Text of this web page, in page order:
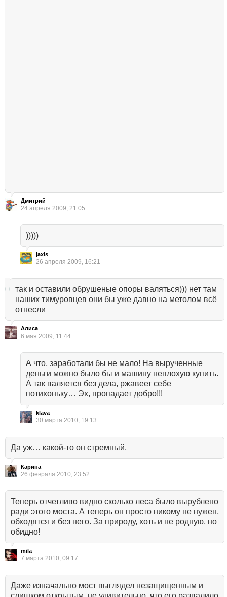
Дмитрий
24 апреля 2009, 21:05
)))))
jaxis
26 апреля 2009, 16:21
так и оставили обрушеные опоры валяться))) нет там
наших тимуровцев они бы уже давно на метолом всё
отнесли
Алиса
6 мая 2009, 11:44
А что, заработали бы не мало! На вырученные
деньги можно было бы и машину неплохую купить.
А так валяется без дела, ржавеет себе
потихоньку… Эх, пропадает добро!!!
klava
30 марта 2010, 19:13
Да уж… какой-то он стремный.
Карина
26 февраля 2010, 23:52
Теперь отчетливо видно сколько леса было вырублено
ради этого моста. А теперь он просто никому не нужен,
обходятся и без него. За природу, хоть и не родную, но
обидно!
mila
7 марта 2010, 09:17
Даже изначально мост выглядел незащищенным и